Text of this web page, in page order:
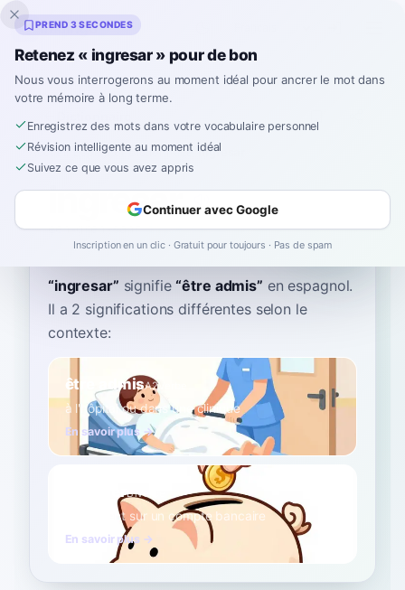
Inklingo
Accueil› Espagnol›Dictionnaire ›ingresar
ingresar
een-greh-sahr iŋɡɾeˈsaɾ
“ingresar” signifie “être admis” en espagnol.
Il a 2 significations différentes selon le
contexte:
être admisA2
à l'hôpital ou dans une clinique
En savoir plus →
déposerB1Verbe
de l'argent sur un compte bancaire
En savoir plus →
PREND 3 SECONDES
Retenez « ingresar » pour de bon
Nous vous interrogerons au moment idéal pour ancrer le mot dans
votre mémoire à long terme.
Enregistrez des mots dans votre vocabulaire personnel
Révision intelligente au moment idéal
Suivez ce que vous avez appris
Continuer avec Google
Inscription en un clic · Gratuit pour toujours · Pas de spam